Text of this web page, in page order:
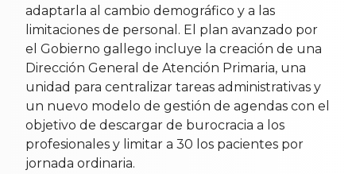
adaptarla al cambio demográfico y a las
limitaciones de personal. El plan avanzado por
el Gobierno gallego incluye la creación de una
Dirección General de Atención Primaria, una
unidad para centralizar tareas administrativas y
un nuevo modelo de gestión de agendas con el
objetivo de descargar de burocracia a los
profesionales y limitar a 30 los pacientes por
jornada ordinaria.